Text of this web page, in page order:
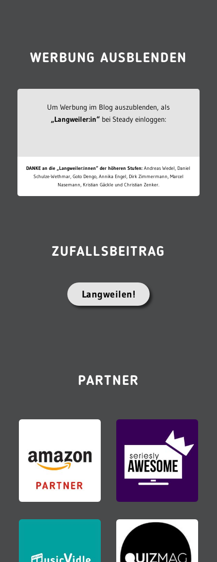
WERBUNG AUSBLENDEN
Um Werbung im Blog auszublenden, als
„Langweiler:in“bei Steady einloggen:
DANKE an die „Langweiler:innen“ der höheren Stufen: Andreas Wedel, Daniel
Schulze-Wethmar, Goto Dengo, Annika Engel, Dirk Zimmermann, Marcel
Nasemann, Kristian Gäckle und Christian Zenker.
ZUFALLSBEITRAG
Langweilen!
PARTNER